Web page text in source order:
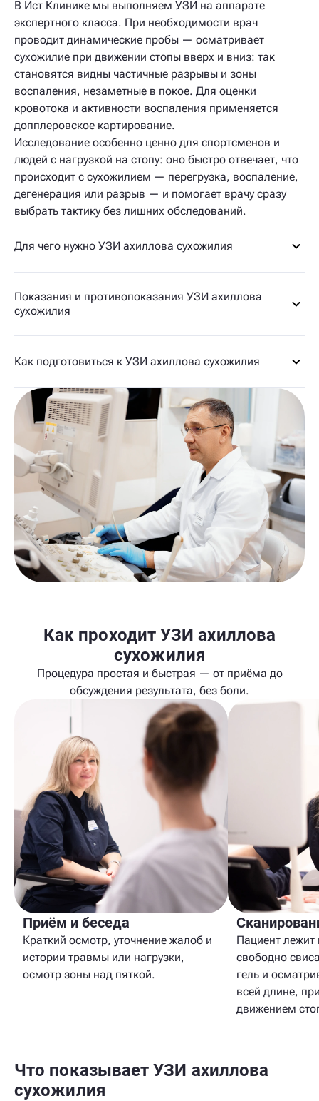
В Ист Клинике мы выполняем УЗИ на аппарате
экспертного класса. При необходимости врач
проводит динамические пробы — осматривает
сухожилие при движении стопы вверх и вниз: так
становятся видны частичные разрывы и зоны
воспаления, незаметные в покое. Для оценки
кровотока и активности воспаления применяется
допплеровское картирование.
Исследование особенно ценно для спортсменов и
людей с нагрузкой на стопу: оно быстро отвечает, что
происходит с сухожилием — перегрузка, воспаление,
дегенерация или разрыв — и помогает врачу сразу
выбрать тактику без лишних обследований.
Для чего нужно УЗИ ахиллова сухожилия
Показания и противопоказания УЗИ ахиллова
сухожилия
Как подготовиться к УЗИ ахиллова сухожилия
Как проходит УЗИ ахиллова
сухожилия
Процедура простая и быстрая — от приёма до
обсуждения результата, без боли.
Приём и беседа
Краткий осмотр, уточнение жалоб и
истории травмы или нагрузки,
осмотр зоны над пяткой.
Пациент лежит
свободно
гель и
всей длине,
движением
Что показывает УЗИ ахиллова
сухожилия